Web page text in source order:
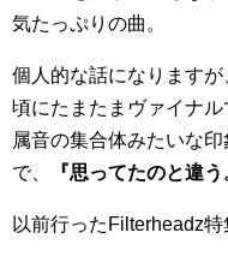
気たっぷりの曲。
個人的な話になります
頃にたまたまヴァイナ
属音の集合体みたいな
で、
『思ってたのと違う
以前行ったFilterheadz特